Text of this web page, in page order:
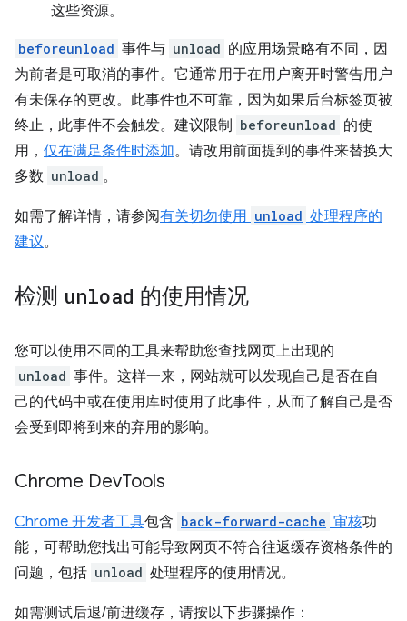
这些资源。
beforeunload 事件与 unload 的应用场景略有不同，因
为前者是可取消的事件。它通常用于在用户离开时警告用户
有未保存的更改。此事件也不可靠，因为如果后台标签页被
终止，此事件不会触发。建议限制 beforeunload 的使
用， 仅在满足条件时添加。请改用前面提到的事件来替换大
多数 unload 。
如需了解详情，请参阅有关切勿使用 unload 处理程序的
建议。
检测 unload 的使用情况
您可以使用不同的工具来帮助您查找网页上出现的
unload 事件。这样一来，网站就可以发现自己是否在自
己的代码中或在使用库时使用了此事件，从而了解自己是否
会受到即将到来的弃用的影响。
Chrome DevTools
Chrome 开发者工具包含 back-forward-cache 审核功
能，可帮助您找出可能导致网页不符合往返缓存资格条件的
问题，包括 unload 处理程序的使用情况。
如需测试后退/前进缓存，请按以下步骤操作：